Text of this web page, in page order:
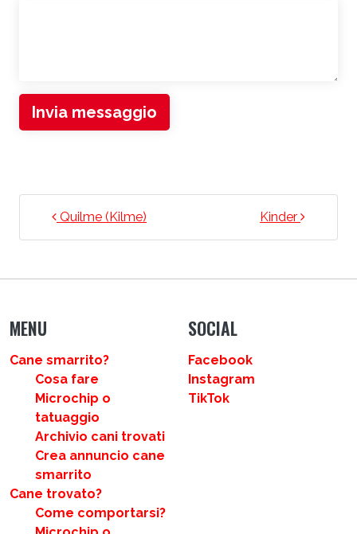
Invia messaggio
NAVIGAZIONE ARTICOLI
Quilme (Kilme) Kinder
MENU
Cane smarrito?
Cosa fare
Microchip o
tatuaggio
Archivio cani trovati
Crea annuncio cane
smarrito
Cane trovato?
Come comportarsi?
SOCIAL
Facebook
Instagram
TikTok